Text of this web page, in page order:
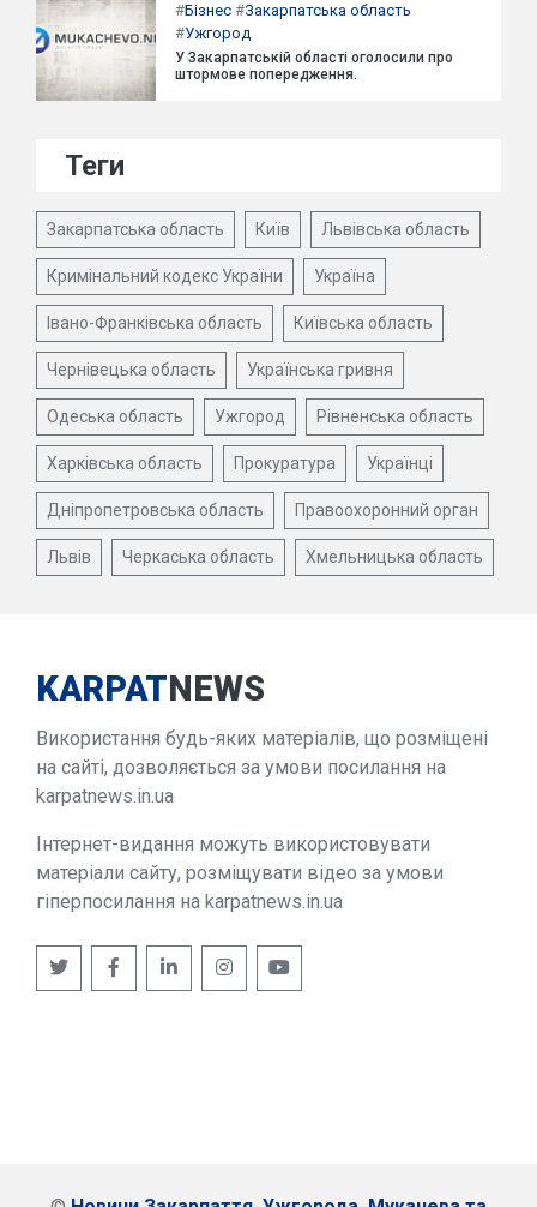
#Бізнес #Закарпатська область
#Ужгород
У Закарпатській області оголосили про
штормове попередження.
Теги
Закарпатська область Київ Львівська область
Кримінальний кодекс України Україна
Івано-Франківська область Київська область
Чернівецька область Українська гривня
Одеська область Ужгород Рівненська область
Харківська область Прокуратура Українці
Дніпропетровська область Правоохоронний орган
Львів Черкаська область Хмельницька область
KARPATNEWS
Використання будь-яких матеріалів, що розміщені
на сайті, дозволяється за умови посилання на
karpatnews.in.ua
Інтернет-видання можуть використовувати
матеріали сайту, розміщувати відео за умови
гіперпосилання на karpatnews.in.ua